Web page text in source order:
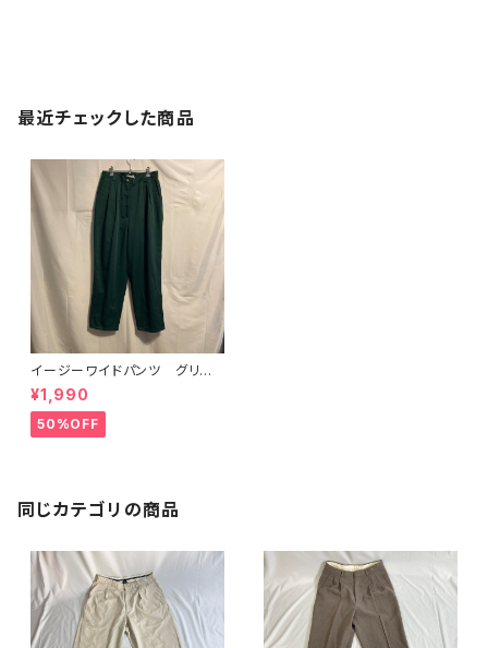
最近チェックした商品
イージーワイドパンツ グリー
ン
¥1,990
50%OFF
同じカテゴリの商品